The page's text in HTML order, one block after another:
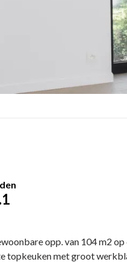
opp. van 104 m2
topkeuken met groot